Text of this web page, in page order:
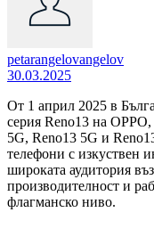
petarangelovangelov
30.03.2025
От 1 април 2025 в
серия Reno13 на
5G, Reno13 5G и
телефони с изкуствен
широката аудитория
производителност и
флагманско ниво.